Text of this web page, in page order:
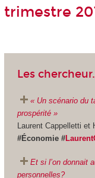
trimestre
Les
« Un scénario du
prospérité »
Laurent Cappelletti et
#Économie #
Et si l’on donnait
personnelles?